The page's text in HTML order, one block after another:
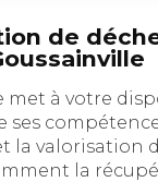
de
met à votre
ses
la valorisation
la